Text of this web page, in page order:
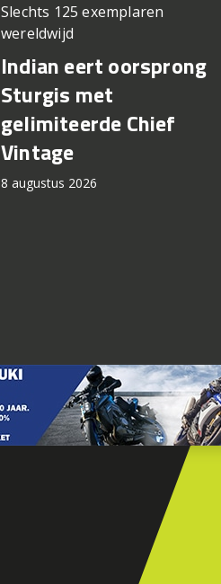
Slechts 125 exemplaren
wereldwijd
Indian eert oorsprong
Sturgis met
gelimiteerde Chief
Vintage
8 augustus 2026